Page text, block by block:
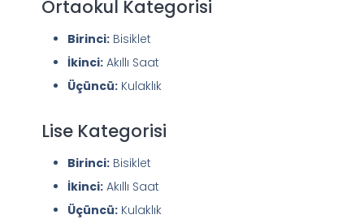
Ortaokul Kategorisi
Birinci: Bisiklet
İkinci: Akıllı Saat
Üçüncü: Kulaklık
Lise Kategorisi
Birinci: Bisiklet
İkinci: Akıllı Saat
Üçüncü: Kulaklık